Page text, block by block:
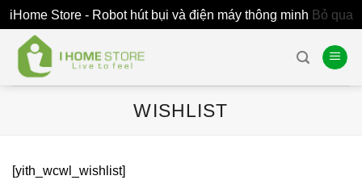
iHome Store - Robot hút bụi và điện máy thông minh Bỏ qua
content
WISHLIST
[yith_wcwl_wishlist]